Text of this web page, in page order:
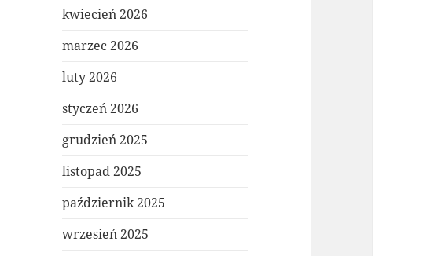
kwiecień 2026
marzec 2026
luty 2026
styczeń 2026
grudzień 2025
listopad 2025
październik 2025
wrzesień 2025